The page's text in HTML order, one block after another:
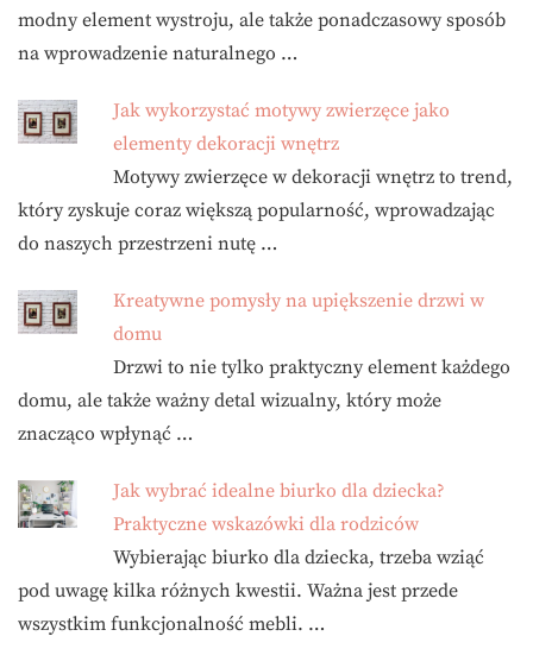
modny element wystroju, ale także ponadczasowy sposób
na wprowadzenie naturalnego …
Jak wykorzystać motywy zwierzęce jako
elementy dekoracji wnętrz
Motywy zwierzęce w dekoracji wnętrz to trend,
który zyskuje coraz większą popularność, wprowadzając
do naszych przestrzeni nutę …
Kreatywne pomysły na upiększenie drzwi w
domu
Drzwi to nie tylko praktyczny element każdego
domu, ale także ważny detal wizualny, który może
znacząco wpłynąć …
Jak wybrać idealne biurko dla dziecka?
Praktyczne wskazówki dla rodziców
Wybierając biurko dla dziecka, trzeba wziąć
pod uwagę kilka różnych kwestii. Ważna jest przede
wszystkim funkcjonalność mebli. …